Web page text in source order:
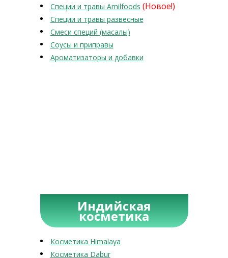
Специи и травы Amilfoods (Новое!)
Специи и травы развесные
Смеси специй (масалы)
Соусы и приправы
Ароматизаторы и добавки
Индийская
косметика
Косметика Himalaya
Косметика Dabur